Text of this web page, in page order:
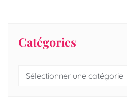
Catégories